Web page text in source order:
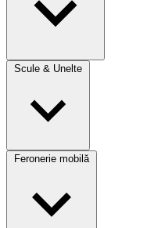
Scule & Unelte
Feronerie mobilă